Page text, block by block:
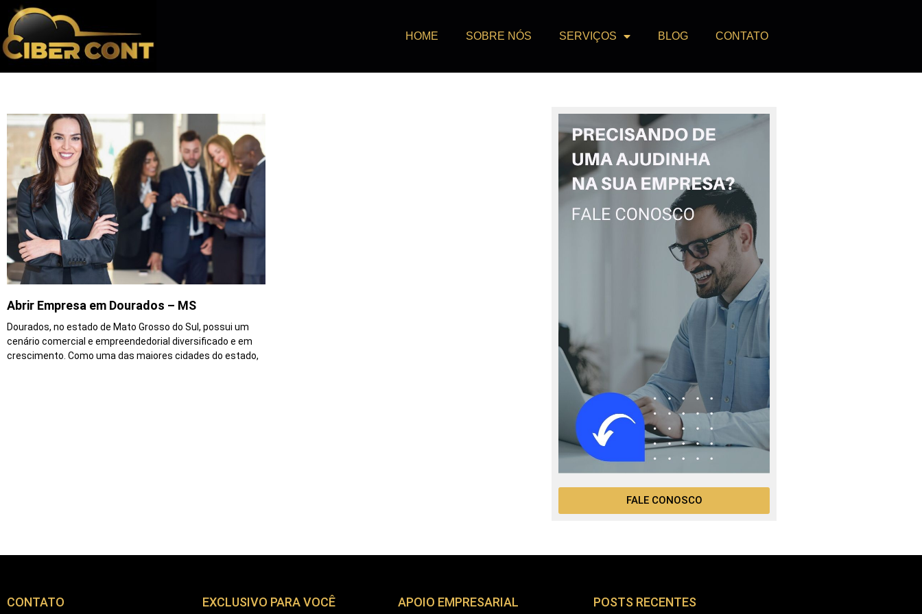
HOME SOBRE NÓS SERVIÇOS BLOG CONTATO
Abrir Empresa em Dourados – MS
Dourados, no estado de Mato Grosso do Sul, possui um
cenário comercial e empreendedorial diversificado e em
crescimento. Como uma das maiores cidades do estado,
FALE CONOSCO
CONTATO EXCLUSIVO PARA VOCÊ APOIO EMPRESARIAL POSTS RECENTES